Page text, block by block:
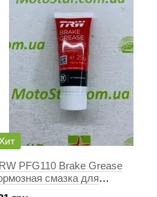
Хит
PFG110 Brake Grease
смазка для